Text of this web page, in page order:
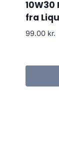
fra
99.00 kr.